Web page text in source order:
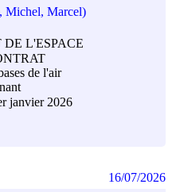
Michel, Marcel)
L'ESPACE
de l'air
janvier 2026
16/07/2026